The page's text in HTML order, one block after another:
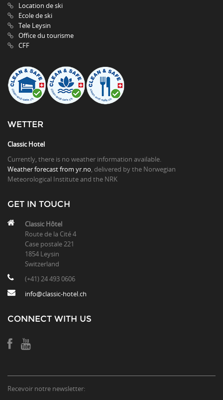
Location de ski
Ecole de ski
Tele Leysin
Office du tourisme
CFF
WETTER
Classic Hotel
Currently, there is no weather information available.
Weather forecast from yr.no , delivered by the Norwegian
Meteorological Institute and the NRK
GET IN TOUCH
Classic Hôtel
Route de la Cité 4
Case postale 221
1854 Leysin
Switzerland
(+41) 24 493 0606
info@classic-hotel.ch
CONNECT WITH US
Recevoir notre newsletter: